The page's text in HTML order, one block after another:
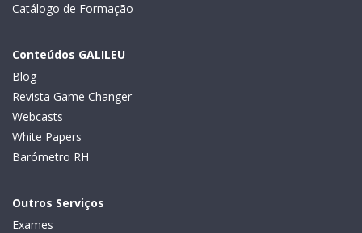
Catálogo de Formação
Conteúdos GALILEU
Blog
Revista Game Changer
Webcasts
White Papers
Barómetro RH
Outros Serviços
Exames